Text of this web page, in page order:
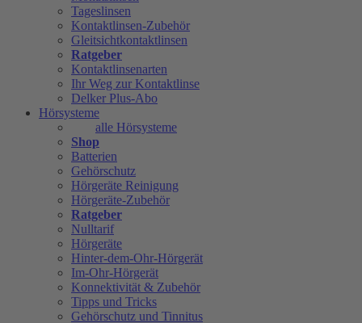
Tageslinsen
Kontaktlinsen-Zubehör
Gleitsichtkontaktlinsen
Ratgeber
Kontaktlinsenarten
Ihr Weg zur Kontaktlinse
Delker Plus-Abo
Hörsysteme
alle Hörsysteme
Shop
Batterien
Gehörschutz
Hörgeräte Reinigung
Hörgeräte-Zubehör
Ratgeber
Nulltarif
Hörgeräte
Hinter-dem-Ohr-Hörgerät
Im-Ohr-Hörgerät
Konnektivität & Zubehör
Tipps und Tricks
Gehörschutz und Tinnitus